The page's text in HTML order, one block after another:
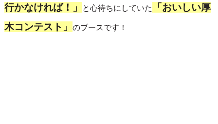
行かなければ！」
と心待ちにしていた
「おいしい厚
木コンテスト」
のブースです！